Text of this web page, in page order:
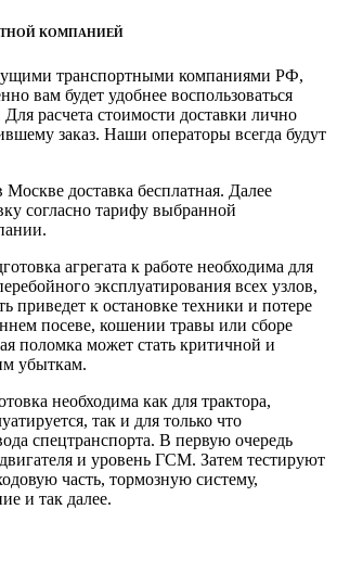
КОМПАНИЕЙ
транспортными компаниями РФ,
вам будет удобнее воспользоваться
расчета стоимости доставки лично
заказ. Наши операторы всегда будут
доставка бесплатная. Далее
согласно тарифу выбранной
агрегата к работе необходима для
эксплуатирования всех узлов,
приведет к остановке техники и потере
посеве, кошении травы или сборе
поломка может стать критичной и
убыткам.
необходима как для трактора,
так и для только что
спецтранспорта. В первую очередь
и уровень ГСМ. Затем тестируют
часть, тормозную систему,
и так далее.